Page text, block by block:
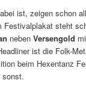
ist, zeigen schon
Festivalplakat steht
nebenVersengold
ist die Folk-
beim Hexentanz
sonst.